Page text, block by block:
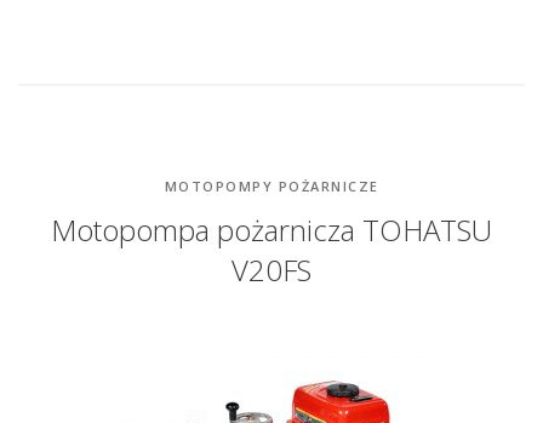
MOTOPOMPY POŻARNICZE
Motopompa pożarnicza TOHATSU
V20FS